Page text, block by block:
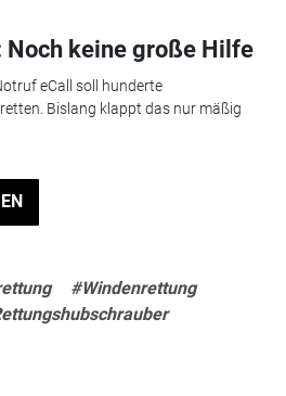
Noch keine große Hilfe
eCall soll hunderte
Bislang klappt das nur mäßig
#Windenrettung